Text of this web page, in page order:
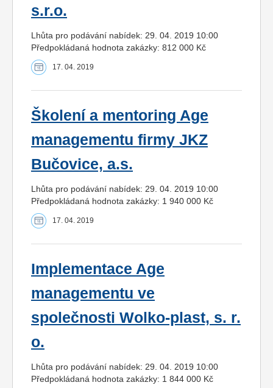
s.r.o.
Lhůta pro podávání nabídek: 29. 04. 2019 10:00
Předpokládaná hodnota zakázky: 812 000 Kč
17. 04. 2019
Školení a mentoring Age
managementu firmy JKZ
Bučovice, a.s.
Lhůta pro podávání nabídek: 29. 04. 2019 10:00
Předpokládaná hodnota zakázky: 1 940 000 Kč
17. 04. 2019
Implementace Age
managementu ve
společnosti Wolko-plast, s. r.
o.
Lhůta pro podávání nabídek: 29. 04. 2019 10:00
Předpokládaná hodnota zakázky: 1 844 000 Kč